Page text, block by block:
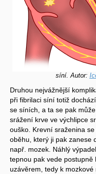
síní. Autor:
Druhou nejvážnější
při fibrilaci síní totiž
se síních, a ta se pak
srážení krve ve výchlipce
ouško. Krevní sraženina
oběhu, který ji pak zanese
např. mozek. Náhlý
tepnou pak vede
uzávěrem, tedy k mozkové